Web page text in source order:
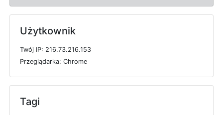
Użytkownik
Twój IP: 216.73.216.153
Przeglądarka: Chrome
Tagi